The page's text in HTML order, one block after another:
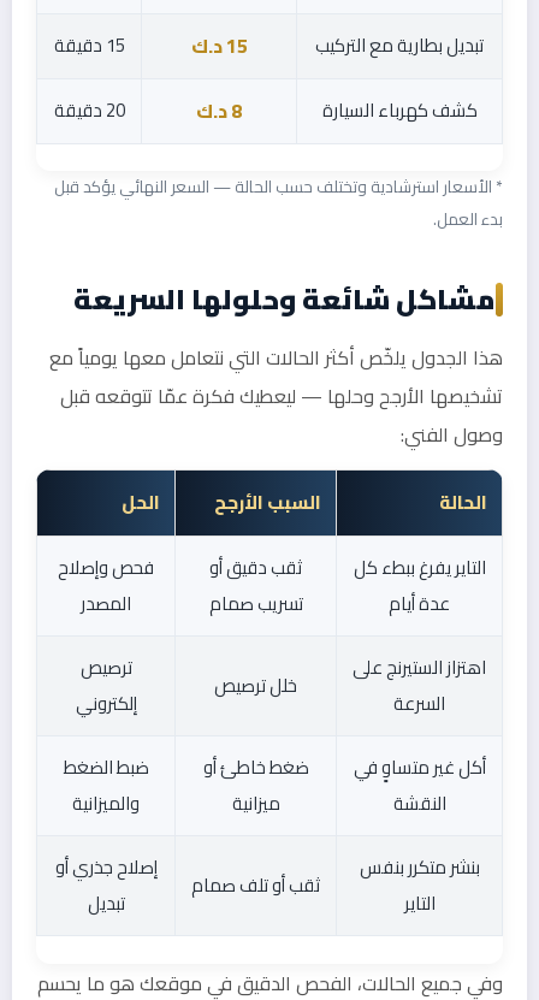
تبديل بطارية مع التركيب
15 د.ك
15 دقيقة
كشف كهرباء السيارة
8 د.ك 20 دقيقة
* الأسعار استرشادية وتختلف حسب الحالة — السعر النهائي يؤكد قبل
بدء العمل.
مشاكل شائعة وحلولها السريعة
هذا الجدول يلخّص أكثر الحالات التي نتعامل معها يومياً مع
تشخيصها الأرجح وحلها — ليعطيك فكرة عمّا تتوقعه قبل
وصول الفني:
الحالة السبب الأرجح
الحل
التاير يفرغ ببطء كل
عدة أيام
ثقب دقيق أو
تسريب صمام
فحص وإصلاح
المصدر
اهتزاز الستيرنج على
السرعة
خلل ترصيص
ترصيص
إلكتروني
أكل غير متساوٍ في
النقشة
ضغط خاطئ أو
ميزانية
ضبط الضغط
والميزانية
بنشر متكرر بنفس
التاير
ثقب أو تلف صمام
إصلاح جذري أو
تبديل
وفي جميع الحالات، الفحص الدقيق في موقعك هو ما يحسم